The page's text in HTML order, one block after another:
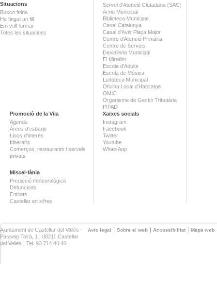
Situacions
Busco feina
He tingut un fill
Em vull formar
Totes les situacions
Servei d'Atenció Ciutadana (SAC)
Arxiu Municipal
Biblioteca Municipal
Casal Catalunya
Casal d'Avis Plaça Major
Centre d'Atenció Primària
Centre de Serveis
Deixalleria Municipal
El Mirador
Escola d'Adults
Escola de Música
Ludoteca Municipal
Oficina Local d'Habitatge
OMIC
Organisme de Gestió Tributària
PIPAD
Promoció de la Vila
Agenda
Àrees d'esbarjo
Llocs d'interès
Itineraris
Comerços, restaurants i serveis
privats
Miscel·lània
Predicció meteorològica
Defuncions
Entitats
Castellar en xifres
Xarxes socials
Instagram
Facebook
Twitter
Youtube
WhatsApp
Avís legal Sobre el web Accessibilitat Mapa web
Ajuntament de Castellar del Vallès ·
Passeig Tolrà, 1 | 08211 Castellar
del Vallès | Tel. 93 714 40 40